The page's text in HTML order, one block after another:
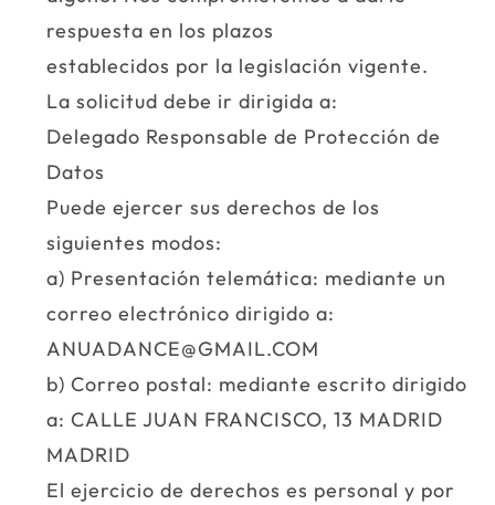
respuesta en los plazos
establecidos por la legislación vigente.
La solicitud debe ir dirigida a:
Delegado Responsable de Protección de
Datos
Puede ejercer sus derechos de los
siguientes modos:
a) Presentación telemática: mediante un
correo electrónico dirigido a:
ANUADANCE@GMAIL.COM
b) Correo postal: mediante escrito dirigido
a: CALLE JUAN FRANCISCO, 13 MADRID
MADRID
El ejercicio de derechos es personal y por